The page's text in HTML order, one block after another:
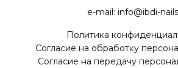
e-mail: info@ibdi-
Политика
Согласие на обработку
Согласие на передачу